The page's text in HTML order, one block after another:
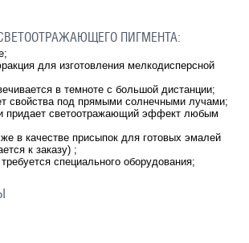
ПИГМЕНТА:
для изготовления мелкодисперсной
в темноте с большой дистанции;
свойства под прямыми солнечными лучами;
придает светоотражающий эффект любым
в качестве присыпок для готовых эмалей
к заказу) ;
специального оборудования;